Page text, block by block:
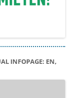
INFOPAGE: EN,